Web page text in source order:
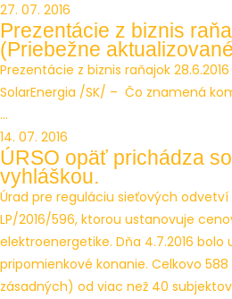
27. 07. 2016
Prezentácie z biznis
(Priebežne
Prezentácie z biznis raňajok
SolarEnergia /SK/ – Čo znamená
...
14. 07. 2016
ÚRSO opäť prichádza
vyhláškou.
Úrad pre reguláciu sieťových
LP/2016/596, ktorou ustanovuje
elektroenergetike. Dňa 4.7.2016
pripomienkové konanie. Celkovo
zásadných) od viac než 40